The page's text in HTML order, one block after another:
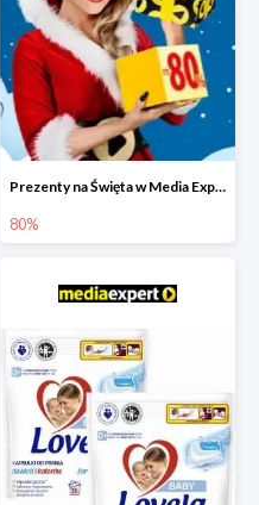
Prezenty na Święta w Media Expert do -80%
80%